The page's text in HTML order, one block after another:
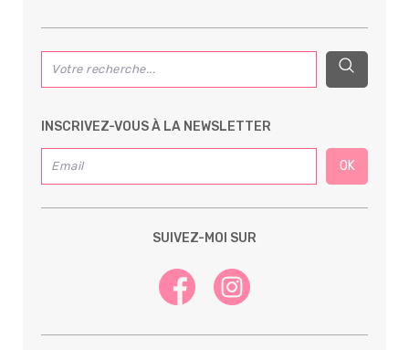
INSCRIVEZ-VOUS À LA NEWSLETTER
SUIVEZ-MOI SUR